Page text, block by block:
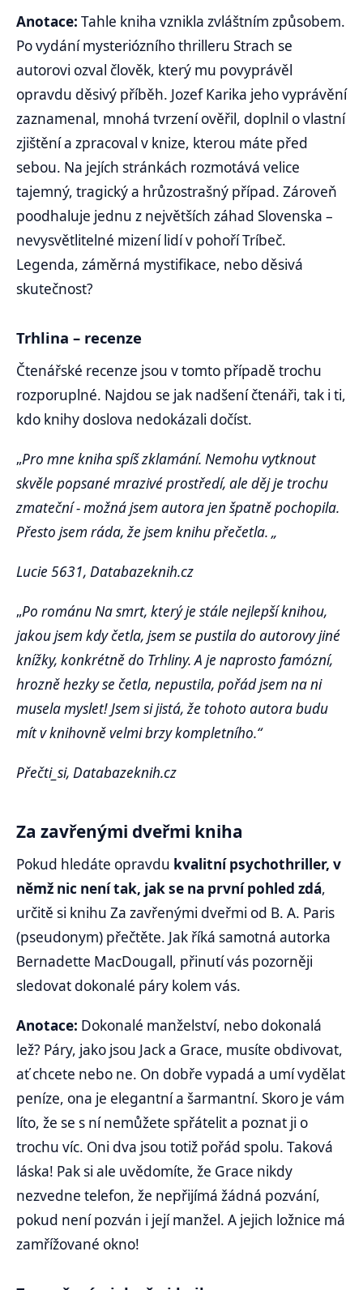
Anotace: Tahle kniha vznikla zvláštním způsobem.
Po vydání mysteriózního thrilleru Strach se
autorovi ozval člověk, který mu povyprávěl
opravdu děsivý příběh. Jozef Karika jeho vyprávění
zaznamenal, mnohá tvrzení ověřil, doplnil o vlastní
zjištění a zpracoval v knize, kterou máte před
sebou. Na jejích stránkách rozmotává velice
tajemný, tragický a hrůzostrašný případ. Zároveň
poodhaluje jednu z největších záhad Slovenska –
nevysvětlitelné mizení lidí v pohoří Tríbeč.
Legenda, záměrná mystifikace, nebo děsivá
skutečnost?
Trhlina – recenze
Čtenářské recenze jsou v tomto případě trochu
rozporuplné. Najdou se jak nadšení čtenáři, tak i ti,
kdo knihy doslova nedokázali dočíst.
„Pro mne kniha spíš zklamání. Nemohu vytknout
skvěle popsané mrazivé prostředí, ale děj je trochu
zmateční - možná jsem autora jen špatně pochopila.
Přesto jsem ráda, že jsem knihu přečetla. „
Lucie 5631, Databazeknih.cz
„Po románu Na smrt, který je stále nejlepší knihou,
jakou jsem kdy četla, jsem se pustila do autorovy jiné
knížky, konkrétně do Trhliny. A je naprosto famózní,
hrozně hezky se četla, nepustila, pořád jsem na ni
musela myslet! Jsem si jistá, že tohoto autora budu
mít v knihovně velmi brzy kompletního.“
Přečti_si, Databazeknih.cz
Za zavřenými dveřmi kniha
Pokud hledáte opravdu kvalitní psychothriller, v
němž nic není tak, jak se na první pohled zdá,
určitě si knihu Za zavřenými dveřmi od B. A. Paris
(pseudonym) přečtěte. Jak říká samotná autorka
Bernadette MacDougall, přinutí vás pozorněji
sledovat dokonalé páry kolem vás.
Anotace: Dokonalé manželství, nebo dokonalá
lež? Páry, jako jsou Jack a Grace, musíte obdivovat,
ať chcete nebo ne. On dobře vypadá a umí vydělat
peníze, ona je elegantní a šarmantní. Skoro je vám
líto, že se s ní nemůžete spřátelit a poznat ji o
trochu víc. Oni dva jsou totiž pořád spolu. Taková
láska! Pak si ale uvědomíte, že Grace nikdy
nezvedne telefon, že nepřijímá žádná pozvání,
pokud není pozván i její manžel. A jejich ložnice má
zamřížované okno!